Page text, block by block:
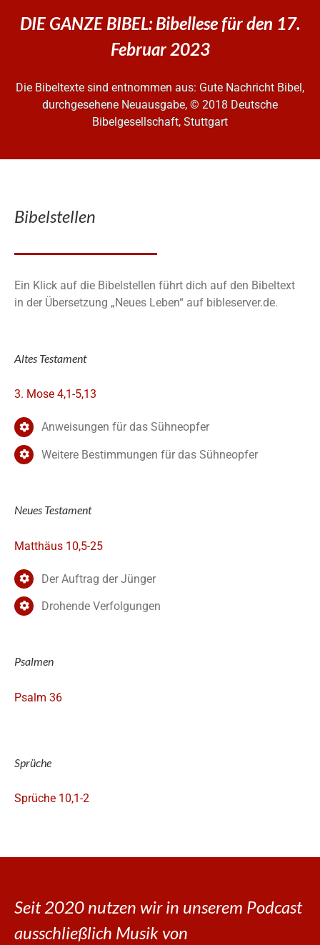
DIE GANZE BIBEL: Bibellese für den 17.
Februar 2023
Die Bibeltexte sind entnommen aus: Gute Nachricht Bibel,
durchgesehene Neuausgabe, © 2018 Deutsche
Bibelgesellschaft, Stuttgart
Bibelstellen
Ein Klick auf die Bibelstellen führt dich auf den Bibeltext
in der Übersetzung „Neues Leben“ auf bibleserver.de.
Altes Testament
3. Mose 4,1-5,13
Anweisungen für das Sühneopfer
Weitere Bestimmungen für das Sühneopfer
Neues Testament
Matthäus 10,5-25
Der Auftrag der Jünger
Drohende Verfolgungen
Psalmen
Psalm 36
Sprüche
Sprüche 10,1-2
Seit 2020 nutzen wir in unserem Podcast
ausschließlich Musik von